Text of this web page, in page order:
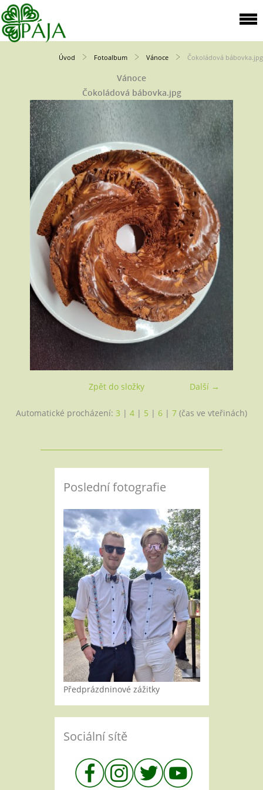
Úvod Fotoalbum Vánoce Čokoládová bábovka.jpg
Vánoce
Čokoládová bábovka.jpg
Další →
Zpět do složky
Automatické procházení: 3 | 4 | 5 | 6 | 7 (čas ve vteřinách)
Poslední fotografie
Předprázdninové zážitky
Sociální sítě